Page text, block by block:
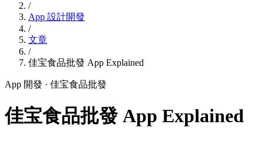
/
App 設計開發
/
文章
/
佳宝食品批發 App Explained
App 開發 · 佳宝食品批發
佳宝食品批發 App Explained